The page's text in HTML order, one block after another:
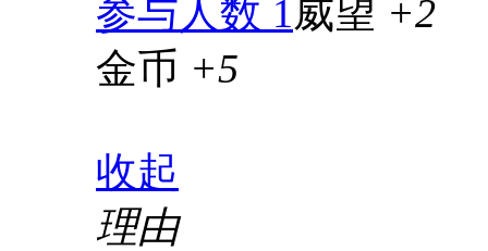
参与人数 1威望 +2
金币 +5
收起
理由